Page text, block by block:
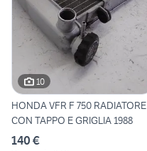
10
HONDA VFR F 750 RADIATORE
CON TAPPO E GRIGLIA 1988
140 €